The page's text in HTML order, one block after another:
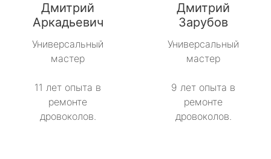
Дмитрий
Аркадьевич
Универсальный
мастер
11 лет опыта в
ремонте
дровоколов.
Дмитрий
Зарубов
Универсальный
мастер
9 лет опыта в
ремонте
дровоколов.